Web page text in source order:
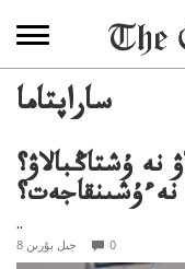
ساراپتاما
نە ۇشتاڭبالاۋ؟
نەءۇشىنقاجەت؟
..
8 جىل بۇرىن 0